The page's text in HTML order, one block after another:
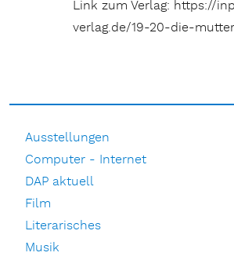
Link zum Verlag: https://
verlag.de/19-20-die-
Ausstellungen
Computer - Internet
DAP aktuell
Film
Literarisches
Musik